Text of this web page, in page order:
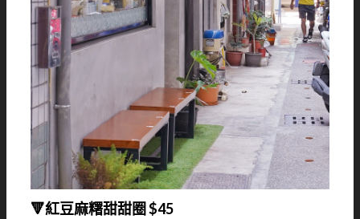
🔻紅豆麻糬甜甜圈 $45